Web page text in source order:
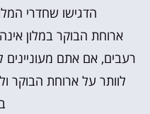
הדגישו שחדרי
ארוחת הבוקר במלון
רעבים, אם אתם מעוניינים
לוותר על ארוחת הבוקר